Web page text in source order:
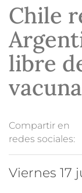
Chile
libre
Compartir en
redes sociales:
viernes